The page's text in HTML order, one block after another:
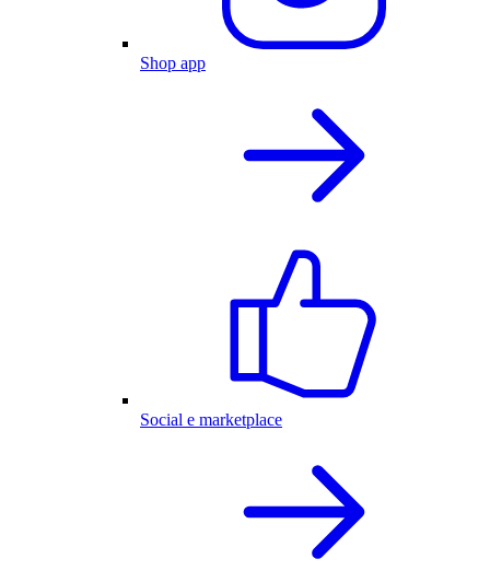
Shop app
Social e marketplace